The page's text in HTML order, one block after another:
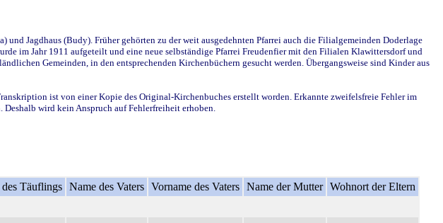
Jagdhaus (Budy). Früher gehörten zu der weit ausgedehnten Pfarrei auch die Filialgemeinden Doderlage
im Jahr 1911 aufgeteilt und eine neue selbständige Pfarrei Freudenfier mit den Filialen Klawittersdorf und
Gemeinden, in den entsprechenden Kirchenbüchern gesucht werden. Übergangsweise sind Kinder aus
ist von einer Kopie des Original-Kirchenbuches erstellt worden. Erkannte zweifelsfreie Fehler im
wird kein Anspruch auf Fehlerfreiheit erhoben.
Täuflings Name des Vaters Vorname des Vaters Name der Mutter Wohnort der Eltern